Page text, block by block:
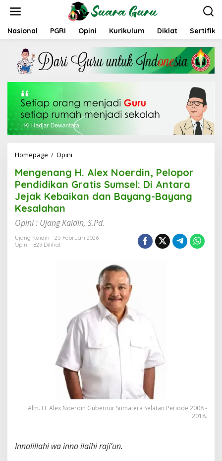
t
Nasional PGRI Opini Kurikulum Diklat
Homepage / Opini
g
e
n
g
H
r
d
P
e
l
o
o
d
Mengenang H. Alex Noerdin, Pelopor
Pendidikan Gratis Sumsel: Di Antara
Jejak Kebaikan dan Bayang-Bayang
Kesalahan
Opini : Ujang Kaidin, S.Pd.
Ujang Kaidin
25 Februari 2026
Opini
829 Dilihat
Alm. H. Alex Noerdin Gubernur Sumatera Selatan Periode 2008 -
2018.
Innalillahi wa inna ilaihi raji’un.